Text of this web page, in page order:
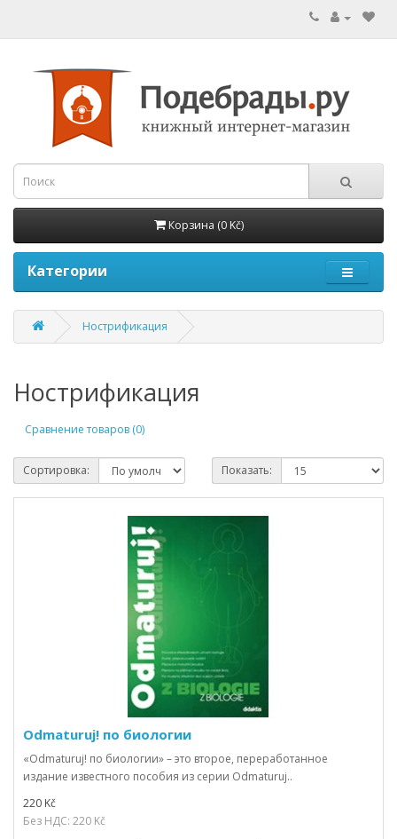
Корзина (0 Kč)
Категории
Нострификация
Нострификация
Сравнение товаров (0)
Сортировка: Показать:
Odmaturuj! по биологии
«Odmaturuj! по биологии» – это второе, переработанное
издание известного пособия из серии Odmaturuj..
220 Kč
Без НДС: 220 Kč